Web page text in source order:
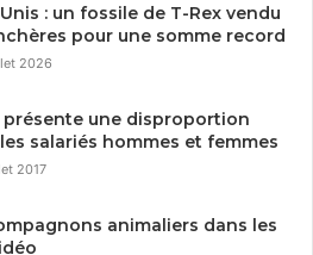
: un fossile de T-Rex vendu
pour une somme record
2026
présente une disproportion
salariés hommes et femmes
2017
animaliers dans les